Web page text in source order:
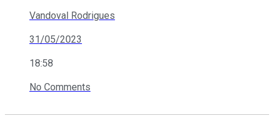
Vandoval Rodrigues
31/05/2023
18:58
No Comments